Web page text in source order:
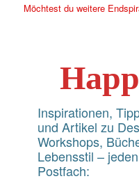
Möchtest du weitere
Inspirationen,
und Artikel zu
Workshops,
Lebensstil –
Postfach: